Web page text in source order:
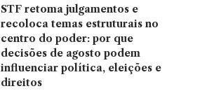
STF retoma julgamentos e
recoloca temas estruturais no
centro do poder: por que
decisões de agosto podem
influenciar política, eleições e
direitos